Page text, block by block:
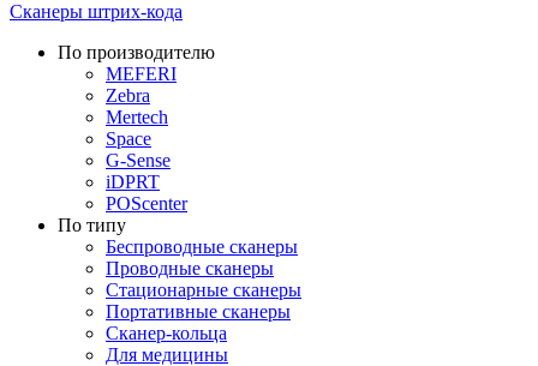
Сканеры штрих-кода
По производителю
MEFERI
Zebra
Mertech
Space
G-Sense
iDPRT
POScenter
По типу
Беспроводные сканеры
Проводные сканеры
Стационарные сканеры
Портативные сканеры
Сканер-кольца
Для медицины